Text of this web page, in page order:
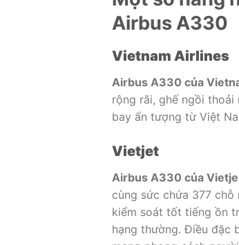
Airbus A330
Vietnam Airlines
Airbus A330 của
rộng rãi, ghế ngồi thoải
bay ấn tượng từ Việt
Vietjet
Airbus A330 của
cùng sức chứa 377
kiểm soát tốt tiếng ồn
hạng thường. Điều đặc